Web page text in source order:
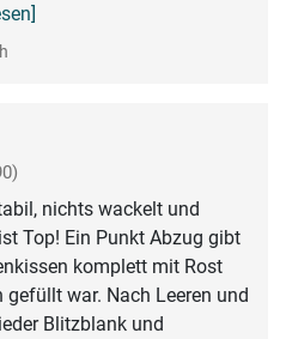
nichts wackelt und
Top! Ein Punkt Abzug gibt
komplett mit Rost
war. Nach Leeren und
Blitzblank und